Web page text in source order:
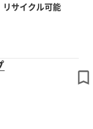
サイクル可能